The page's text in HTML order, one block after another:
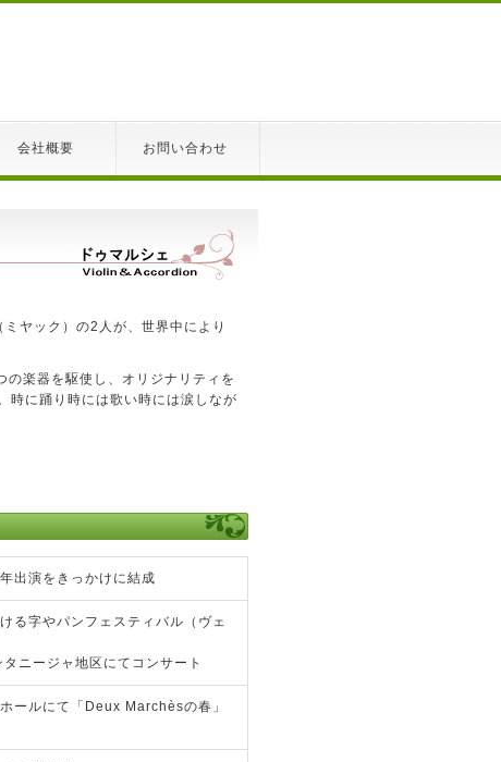
会社概要 お問い合わせ
ヤック）の2人が、世界中により
楽器を駆使し、オリジナリティを
時に踊り時には歌い時には涙しなが
出演をきっかけに結成
る字やパンフェスティバル（ヴェ
ニージャ地区にてコンサート
ールにて「Deux Marchèsの春」